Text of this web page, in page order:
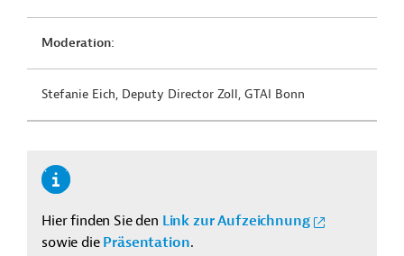
Moderation:
Stefanie Eich, Deputy Director Zoll, GTAI Bonn
Hier finden Sie den Link zur Aufzeichnung
sowie die Präsentation.